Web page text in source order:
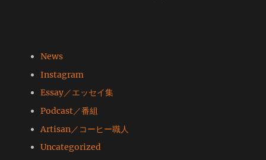
News
Instagram
Essay／エッセイ集
Podcast／番組
Artisan／コーヒー職人
Uncategorized